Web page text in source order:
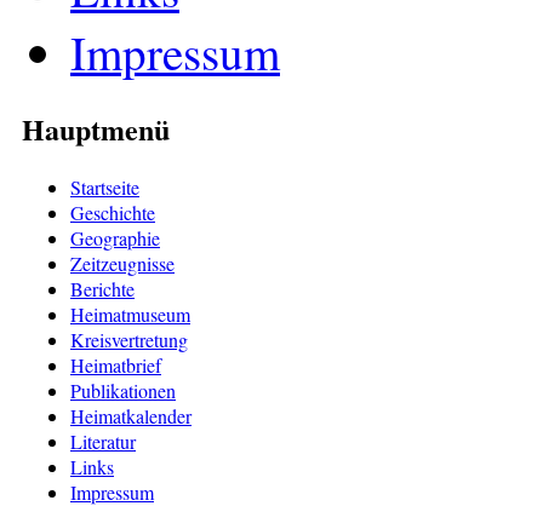
Impressum
Hauptmenü
Startseite
Geschichte
Geographie
Zeitzeugnisse
Berichte
Heimatmuseum
Kreisvertretung
Heimatbrief
Publikationen
Heimatkalender
Literatur
Links
Impressum